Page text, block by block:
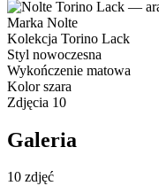
Marka Nolte
Kolekcja Torino Lack
Styl nowoczesna
Wykończenie matowa
Kolor szara
Zdjęcia 10
Galeria
10 zdjęć